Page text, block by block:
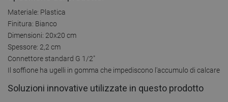
Materiale: Plastica
Finitura: Bianco
Dimensioni: 20x20 cm
Spessore: 2,2 cm
Connettore standard G 1/2"
Il soffione ha ugelli in gomma che impediscono l'accumulo di calcare
Soluzioni innovative utilizzate in questo prodotto